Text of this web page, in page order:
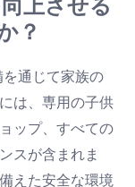
上させる
？
通じて家族の
は、専用の子供
ップ、すべての
スが含まれま
えた安全な環境